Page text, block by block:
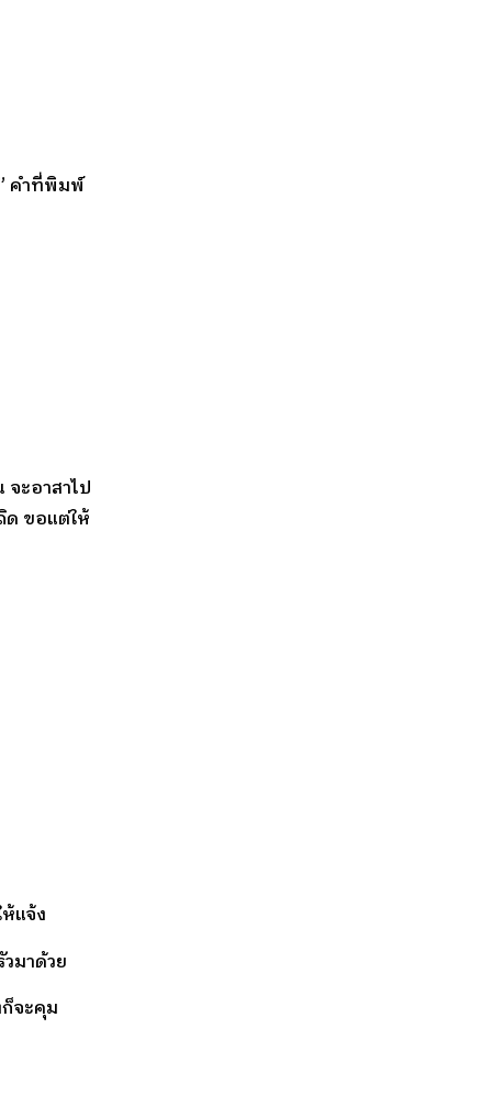
คำที่พิมพ์
ะอาสาไป
ด ขอแต่ให้
แจ้ง
มาด้วย
จะคุม